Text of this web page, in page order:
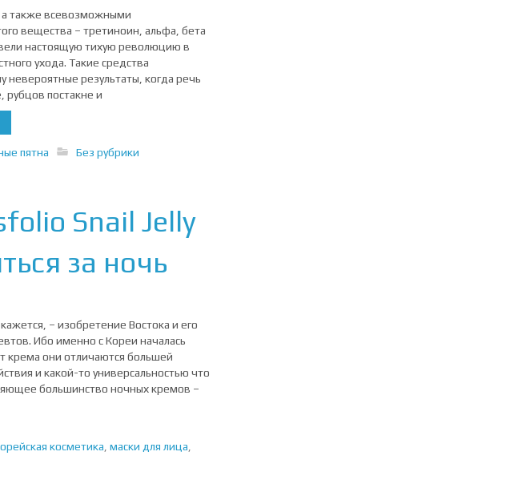
также всевозможными
вещества – третиноин, альфа, бета
настоящую тихую революцию в
ухода. Такие средства
невероятные результаты, когда речь
рубцов постакне и
пятна
Без рубрики
Snail Jelly
за ночь
– изобретение Востока и его
Ибо именно с Кореи началась
крема они отличаются большей
и какой-то универсальностью что
большинство ночных кремов –
косметика маски для лица